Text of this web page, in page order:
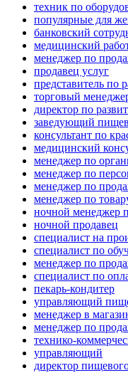
техник по
популярные для
банковский
медицинский
менеджер по
продавец услуг
представитель по
торговый
директор по
заведующий
консультант по
медицинский
менеджер по
менеджер по
менеджер по
менеджер по
ночной менеджер
ночной продавец
специалист на
специалист по
менеджер по
специалист по
пекарь-кондитер
управляющий
менеджер в
менеджер по
технико-
управляющий
директор